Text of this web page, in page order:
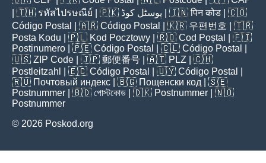
| 🇹🇭 รหัสไปรษณีย์ | 🇵🇰 پوسٹل کوڈ | 🇮🇳पिन कोड | 🇨🇴
Código Postal
| 🇦🇷 Código Postal | 🇰🇷 우편번호
| 🇹🇷
Posta Kodu | 🇵🇱 Kod Pocztowy | 🇷🇴 Cod Poștal
| 🇫🇮
Postinumero | 🇵🇪 Código Postal | 🇨🇱 Código Postal
🇺🇸 ZIP Code | 🇯🇵 郵便番号 | 🇦🇹 PLZ | 🇨🇭
Postleitzahl
| 🇪🇨 Código Postal | 🇺🇾 Código Postal
🇷🇺 Почтовый индекс | 🇧🇬 Пощенски код | 🇸🇪
Postnummer | 🇧🇩 পোস্টকোড | 🇩🇰 Postnummer | 🇳🇴
Postnummer
© 2026 Poskod.org